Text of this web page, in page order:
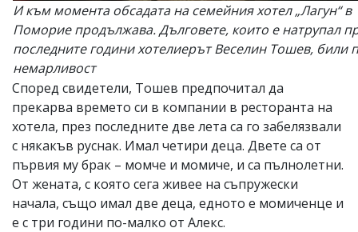
И към момента обсадата на семейния хотел „Лагун“ в
Поморие продължава. Дълговете, които е натрупал
последните години хотелиерът Веселин Тошев, били
немарливост
Според свидетели, Тошев предпочитал да
прекарва времето си в компании в ресторанта на
хотела, през последните две лета са го забелязвали
с някакъв руснак. Имал четири деца. Двете са от
първия му брак – момче и момиче, и са пълнолетни.
От жената, с която сега живее на съпружески
начала, също имал две деца, едното е момиченце и
е с три години по-малко от Алекс.